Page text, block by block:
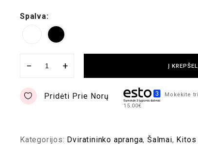
Spalva:
− + Į
Pridėti Prie Norų
Mokėkite
15.00€
Kategorijos: Dviratininko apranga,Šalmai, Kitos